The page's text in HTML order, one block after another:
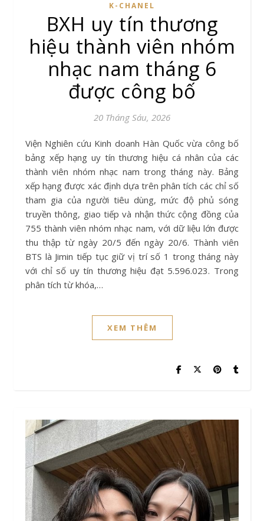
K-CHANEL
BXH uy tín thương
hiệu thành viên nhóm
nhạc nam tháng 6
được công bố
20 Tháng Sáu, 2026
Viện Nghiên cứu Kinh doanh Hàn Quốc vừa công bố
bảng xếp hạng uy tín thương hiệu cá nhân của các
thành viên nhóm nhạc nam trong tháng này. Bảng
xếp hạng được xác định dựa trên phân tích các chỉ số
tham gia của người tiêu dùng, mức độ phủ sóng
truyền thông, giao tiếp và nhận thức cộng đồng của
755 thành viên nhóm nhạc nam, với dữ liệu lớn được
thu thập từ ngày 20/5 đến ngày 20/6. Thành viên
BTS là Jimin tiếp tục giữ vị trí số 1 trong tháng này
với chỉ số uy tín thương hiệu đạt 5.596.023. Trong
phân tích từ khóa,…
XEM THÊM